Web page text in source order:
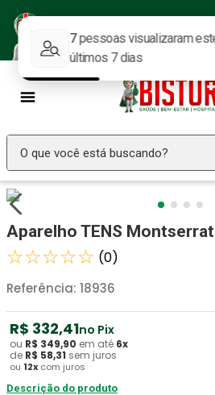
ofertas.
O que você está buscando?
Aparelho TENS Montserrat
☆☆☆☆☆ (0)
Referência: 18936
R$ 332,41no Pix
ou R$ 349,90 em até 6x
de R$ 58,31 sem juros
ou 12x com juros
Descrição do produto
5º Estetoscopio Littmann
6 º Aparelho Pressão
7º Absorvente Geriatrico